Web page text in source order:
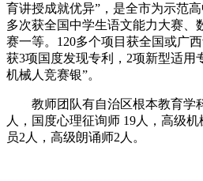
育讲授成就优异”，是全市为示范
多次获全国中学生语文能力大赛、
赛一等。120多个项目获全国或广
获3项国度发现专利，2项新型适用
机械人竞赛银”。
教师团队有自治区根本教育学
人，国度心理征询师 19人，高级
员2人，高级朗诵师2人。